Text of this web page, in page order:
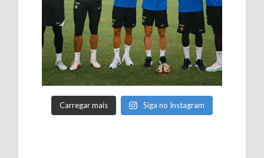
Carregar mais Siga no Instagram